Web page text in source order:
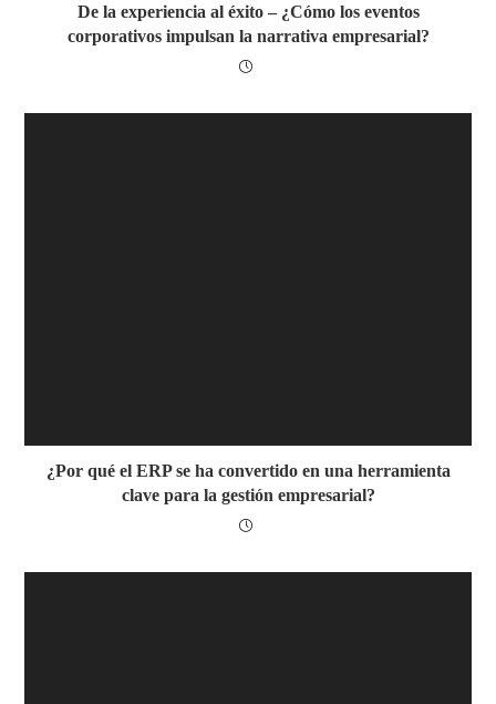
De la experiencia al éxito – ¿Cómo los eventos
corporativos impulsan la narrativa empresarial?
¿Por qué el ERP se ha convertido en una herramienta
clave para la gestión empresarial?